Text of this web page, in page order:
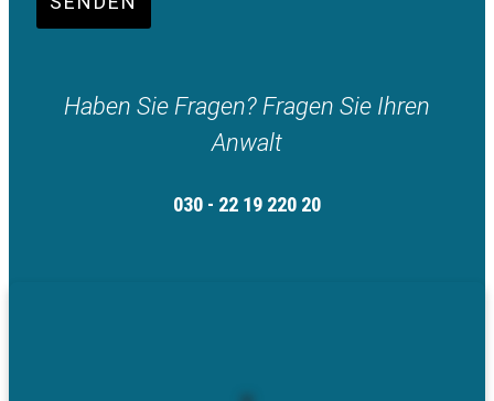
Haben Sie Fragen? Fragen Sie Ihren
Anwalt
030 - 22 19 220 20